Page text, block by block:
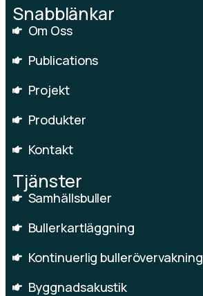
Snabblänkar
Om Oss
Publications
Projekt
Produkter
Kontakt
Tjänster
Samhällsbuller
Bullerkartläggning
Kontinuerlig bullerövervakning
Byggnadsakustik